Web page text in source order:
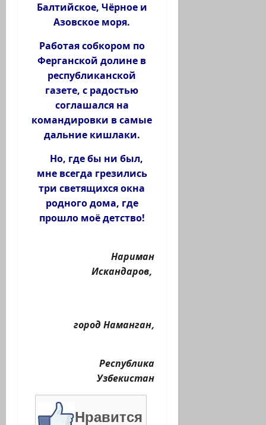
Балтийское, Чёрное и
Азовское моря.
Работая собкором по
Ферганской долине в
республиканской
газете, с радостью
соглашался на
командировки в самые
дальние кишлаки.
Но, где бы ни был,
мне всегда грезились
три светящихся окна
родного дома, где
прошло моё детство!
Нариман
Искандаров,
город Наманган,
Республика
Узбекистан
Нравится